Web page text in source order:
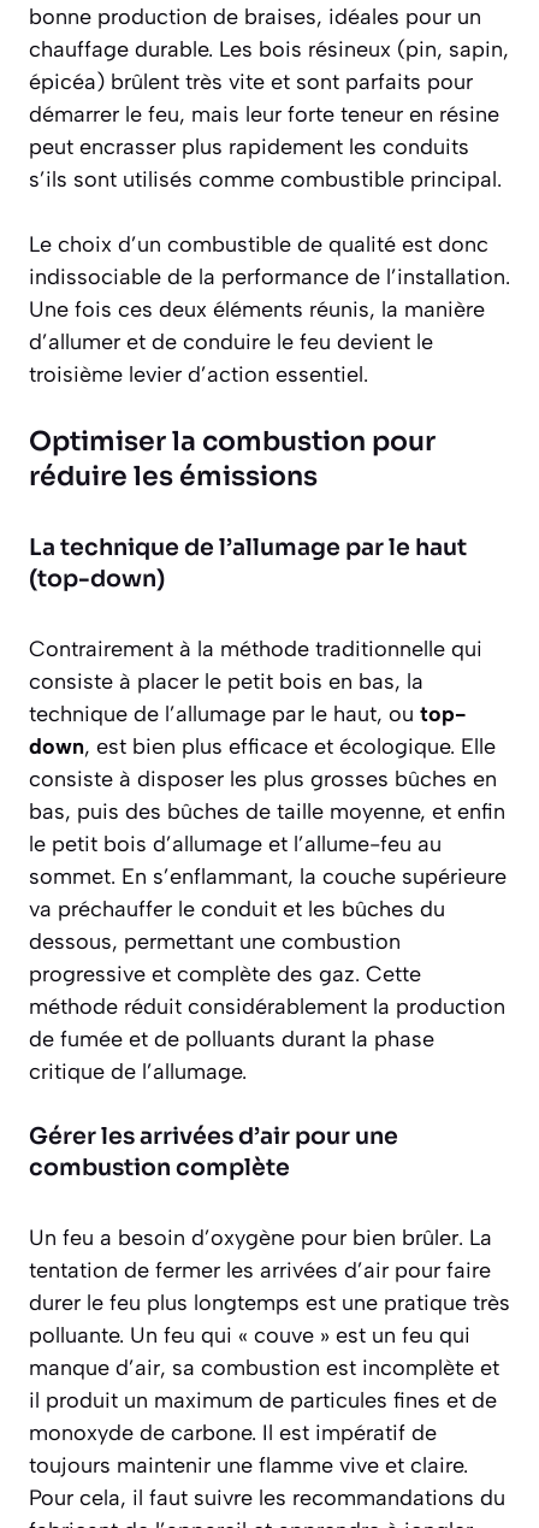
bonne production de braises, idéales pour un
chauffage durable. Les bois résineux (pin, sapin,
épicéa) brûlent très vite et sont parfaits pour
démarrer le feu, mais leur forte teneur en résine
peut encrasser plus rapidement les conduits
s’ils sont utilisés comme combustible principal.
Le choix d’un combustible de qualité est donc
indissociable de la performance de l’installation.
Une fois ces deux éléments réunis, la manière
d’allumer et de conduire le feu devient le
troisième levier d’action essentiel.
Optimiser la combustion pour
réduire les émissions
La technique de l’allumage par le haut
(top-down)
Contrairement à la méthode traditionnelle qui
consiste à placer le petit bois en bas, la
technique de l’allumage par le haut, ou top-
down, est bien plus efficace et écologique. Elle
consiste à disposer les plus grosses bûches en
bas, puis des bûches de taille moyenne, et enfin
le petit bois d’allumage et l’allume-feu au
sommet. En s’enflammant, la couche supérieure
va préchauffer le conduit et les bûches du
dessous, permettant une combustion
progressive et complète des gaz. Cette
méthode réduit considérablement la production
de fumée et de polluants durant la phase
critique de l’allumage.
Gérer les arrivées d’air pour une
combustion complète
Un feu a besoin d’oxygène pour bien brûler. La
tentation de fermer les arrivées d’air pour faire
durer le feu plus longtemps est une pratique très
polluante. Un feu qui « couve » est un feu qui
manque d’air, sa combustion est incomplète et
il produit un maximum de particules fines et de
monoxyde de carbone. Il est impératif de
toujours maintenir une flamme vive et claire.
Pour cela, il faut suivre les recommandations du